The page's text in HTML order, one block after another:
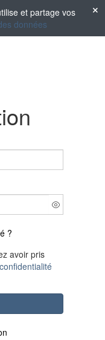
et partage vos
données
?
avoir pris